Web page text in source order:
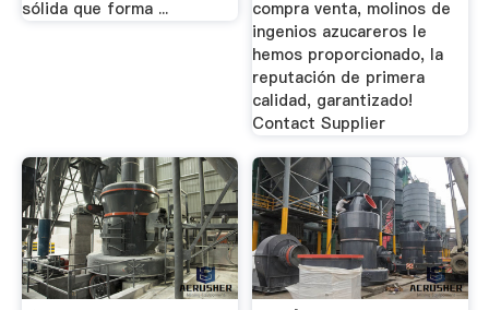
sólida que forma ...
compra venta, molinos de
ingenios azucareros le
hemos proporcionado, la
reputación de primera
calidad, garantizado!
Contact Supplier